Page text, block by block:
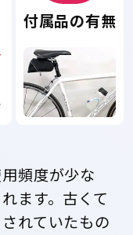
付属品の有無
頻度が少な
ます。古くて
れていたもの